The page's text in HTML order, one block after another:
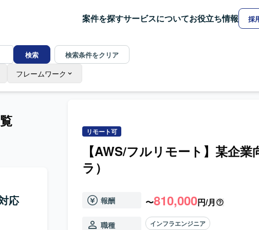
案件を探すサービスについてお役立ち情報 採
検索 検索条件をクリア
フレームワーク
応
リモート可
【AWS/フルリモート】某企
ラ）
報酬 〜810,000円/月
職種 インフラエンジニア